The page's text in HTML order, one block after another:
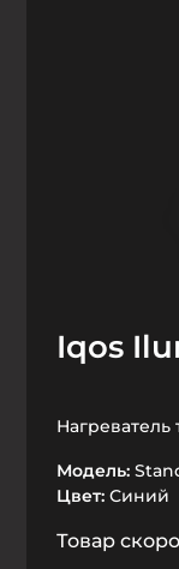
Iqos
Нагреватель
Модель:
Цвет:Синий
Товар